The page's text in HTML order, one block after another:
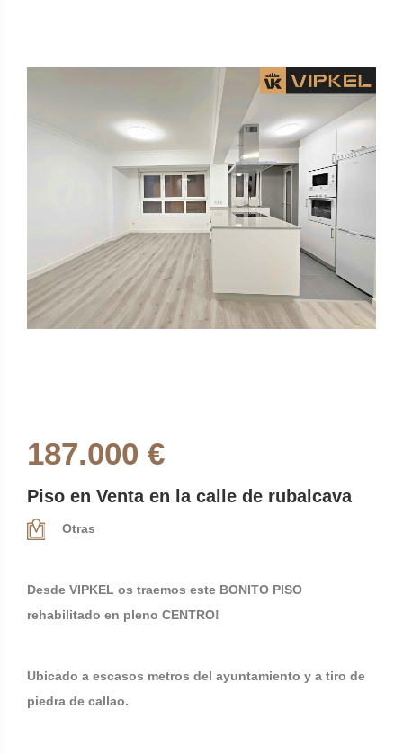
187.000 €
Piso en Venta en la calle de rubalcava
Otras
Desde VIPKEL os traemos este BONITO PISO
rehabilitado en pleno CENTRO!
Ubicado a escasos metros del ayuntamiento y a tiro de
piedra de callao.